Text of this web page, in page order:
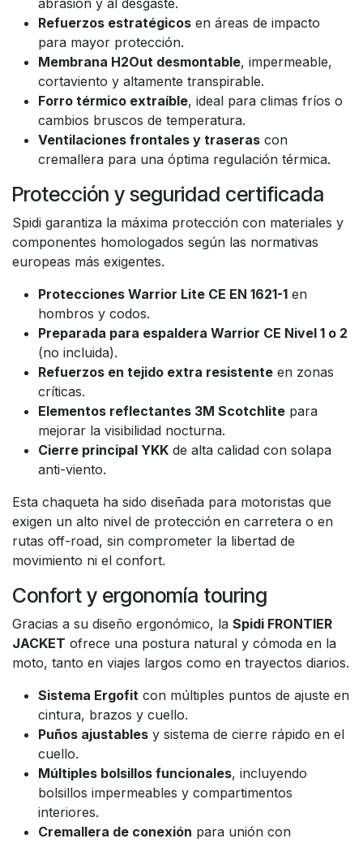
abrasión y al desgaste.
Refuerzos estratégicos en áreas de impacto
para mayor protección.
Membrana H2Out desmontable, impermeable,
cortaviento y altamente transpirable.
Forro térmico extraíble, ideal para climas fríos o
cambios bruscos de temperatura.
Ventilaciones frontales y traseras con
cremallera para una óptima regulación térmica.
Protección y seguridad certificada
Spidi garantiza la máxima protección con materiales y
componentes homologados según las normativas
europeas más exigentes.
Protecciones Warrior Lite CE EN 1621-1 en
hombros y codos.
Preparada para espaldera Warrior CE Nivel 1 o 2
(no incluida).
Refuerzos en tejido extra resistente en zonas
críticas.
Elementos reflectantes 3M Scotchlite para
mejorar la visibilidad nocturna.
Cierre principal YKK de alta calidad con solapa
anti-viento.
Esta chaqueta ha sido diseñada para motoristas que
exigen un alto nivel de protección en carretera o en
rutas off-road, sin comprometer la libertad de
movimiento ni el confort.
Confort y ergonomía touring
Gracias a su diseño ergonómico, la Spidi FRONTIER
JACKET ofrece una postura natural y cómoda en la
moto, tanto en viajes largos como en trayectos diarios.
Sistema Ergofit con múltiples puntos de ajuste en
cintura, brazos y cuello.
Puños ajustables y sistema de cierre rápido en el
cuello.
Múltiples bolsillos funcionales, incluyendo
bolsillos impermeables y compartimentos
interiores.
Cremallera de conexión para unión con